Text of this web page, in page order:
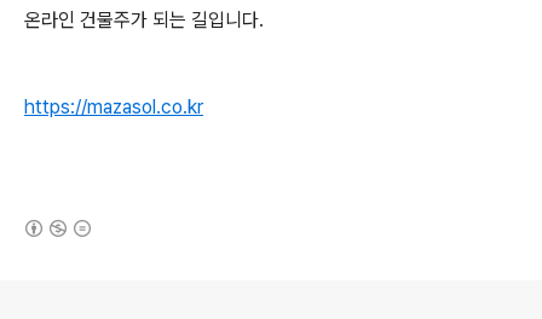
온라인 건물주가 되는 길입니다.
https://mazasol.co.kr